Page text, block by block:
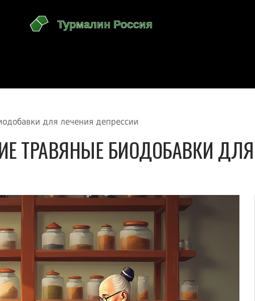
для лечения депрессии
ТРАВЯНЫЕ БИОДОБАВКИ